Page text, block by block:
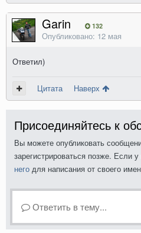
Garin 132
Опубликовано: 12 мая
Ответил)
Цитата Наверх
Присоединяйтесь к
Вы можете опубликовать
зарегистрироваться позже. Если у
него для написания от своего
Ответить в тему...